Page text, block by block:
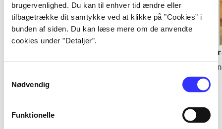
brugervenlighed. Du kan til enhver tid ændre eller
tilbagetrække dit samtykke ved at klikke på ”Cookies” i
bunden af siden. Du kan læse mere om de anvendte
cookies under ”Detaljer”.
Nødvendig
Funktionelle